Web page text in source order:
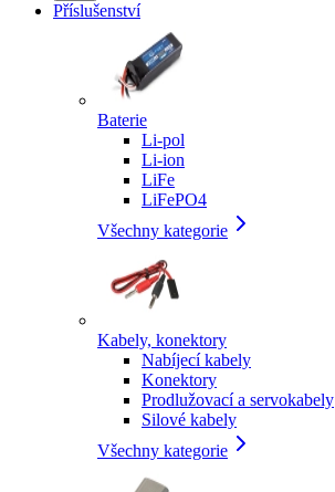
Příslušenství
Baterie
Li-pol
Li-ion
LiFe
LiFePO4
Všechny kategorie
Kabely, konektory
Nabíjecí kabely
Konektory
Prodlužovací a servokabely
Silové kabely
Všechny kategorie